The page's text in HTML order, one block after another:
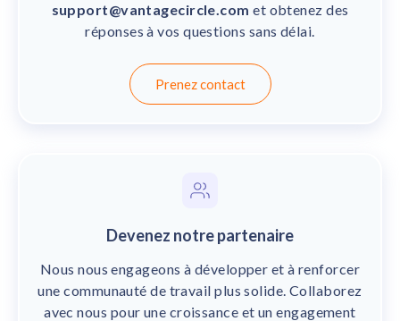
support@vantagecircle.com et obtenez des
réponses à vos questions sans délai.
Prenez contact
Devenez notre partenaire
Nous nous engageons à développer et à renforcer
une communauté de travail plus solide. Collaborez
avec nous pour une croissance et un engagement